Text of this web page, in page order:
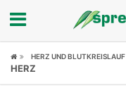
FokusHERZ UND BLUTKREISLAUF
HERZ